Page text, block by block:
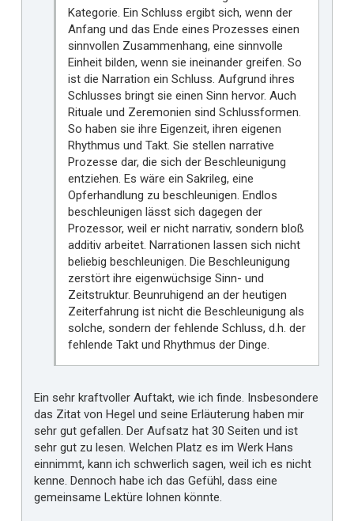
Kategorie. Ein Schluss ergibt sich, wenn der
Anfang und das Ende eines Prozesses einen
sinnvollen Zusammenhang, eine sinnvolle
Einheit bilden, wenn sie ineinander greifen. So
ist die Narration ein Schluss. Aufgrund ihres
Schlusses bringt sie einen Sinn hervor. Auch
Rituale und Zeremonien sind Schlussformen.
So haben sie ihre Eigenzeit, ihren eigenen
Rhythmus und Takt. Sie stellen narrative
Prozesse dar, die sich der Beschleunigung
entziehen. Es wäre ein Sakrileg, eine
Opferhandlung zu beschleunigen. Endlos
beschleunigen lässt sich dagegen der
Prozessor, weil er nicht narrativ, sondern bloß
additiv arbeitet. Narrationen lassen sich nicht
beliebig beschleunigen. Die Beschleunigung
zerstört ihre eigenwüchsige Sinn- und
Zeitstruktur. Beunruhigend an der heutigen
Zeiterfahrung ist nicht die Beschleunigung als
solche, sondern der fehlende Schluss, d.h. der
fehlende Takt und Rhythmus der Dinge.
Ein sehr kraftvoller Auftakt, wie ich finde. Insbesondere
das Zitat von Hegel und seine Erläuterung haben mir
sehr gut gefallen. Der Aufsatz hat 30 Seiten und ist
sehr gut zu lesen. Welchen Platz es im Werk Hans
einnimmt, kann ich schwerlich sagen, weil ich es nicht
kenne. Dennoch habe ich das Gefühl, dass eine
gemeinsame Lektüre lohnen könnte.